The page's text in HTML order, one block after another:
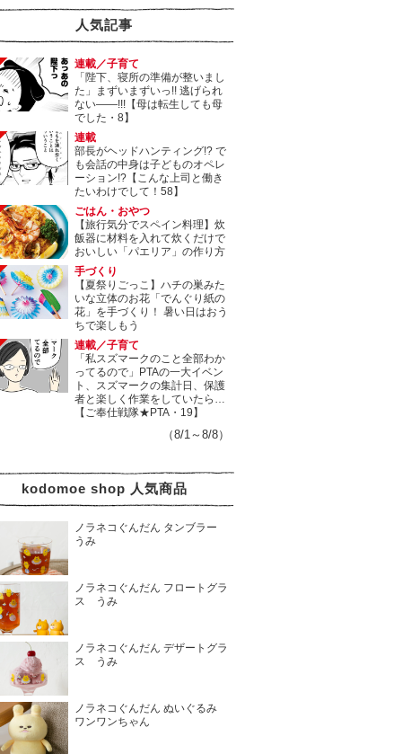
人気記事
連載／子育て
「陛下、寝所の準備が整いまし
た」まずいまずいっ!! 逃げられ
ない――!!!【母は転生しても母
でした・8】
連載
部長がヘッドハンティング!? で
も会話の中身は子どものオペレ
ーション!?【こんな上司と働き
たいわけでして！58】
ごはん・おやつ
【旅行気分でスペイン料理】炊
飯器に材料を入れて炊くだけで
おいしい「パエリア」の作り方
手づくり
【夏祭りごっこ】ハチの巣みた
いな立体のお花「でんぐり紙の
花」を手づくり！ 暑い日はおう
ちで楽しもう
連載／子育て
「私スズマークのこと全部わか
ってるので」PTAの一大イベン
ト、スズマークの集計日、保護
者と楽しく作業をしていたら…
【ご奉仕戦隊★PTA・19】
（8/1～8/8）
kodomoe shop 人気商品
ノラネコぐんだん タンブラー
うみ
ノラネコぐんだん フロートグラ
ス うみ
ノラネコぐんだん デザートグラ
ス うみ
ノラネコぐんだん ぬいぐるみ
ワンワンちゃん